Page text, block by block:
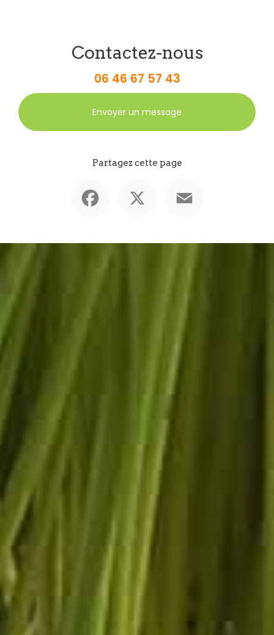
Contactez-nous
06 46 67 57 43
Envoyer un message
Partagez cette page